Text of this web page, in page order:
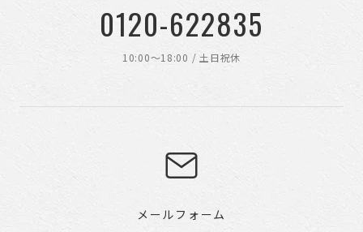
0120-622835
10:00〜18:00 / 土日祝休
メールフォーム